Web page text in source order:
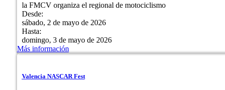
la FMCV organiza el regional de motociclismo
Desde:
sábado, 2 de mayo de 2026
Hasta:
domingo, 3 de mayo de 2026
Más información
Valencia NASCAR Fest